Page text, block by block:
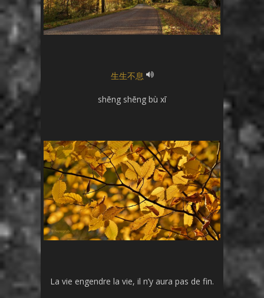
生生不息
shēng shēng bù xī
La vie engendre la vie, il n’y aura pas de fin.